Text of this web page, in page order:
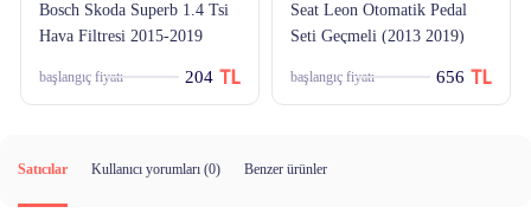
Bosch Skoda Superb 1.4 Tsi
Hava Filtresi 2015-2019
başlangıç fiyatı 204
Seat Leon Otomatik Pedal
Seti Geçmeli (2013 2019)
başlangıç fiyatı 656
Satıcılar Kullanıcı yorumları (0) Benzer ürünler